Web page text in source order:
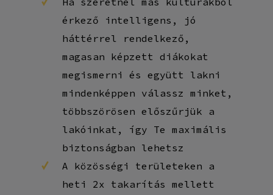
érkező intelligens, jó
háttérrel rendelkező,
magasan képzett diákokat
megismerni és együtt lakni
mindenképpen válassz minket,
többszörösen előszűrjük a
lakóinkat, így Te maximális
biztonságban lehetsz
A közösségi területeken a
heti 2x takarítás mellett